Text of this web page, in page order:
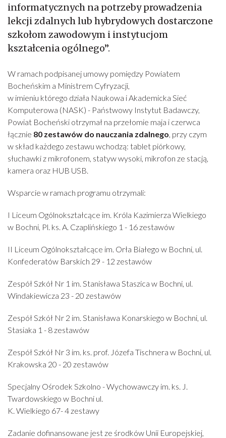
informatycznych na potrzeby prowadzenia
lekcji zdalnych lub hybrydowych dostarczone
szkołom zawodowym i instytucjom
kształcenia ogólnego”.
W ramach podpisanej umowy pomiędzy Powiatem
Bocheńskim a Ministrem Cyfryzacji,
w imieniu którego działa Naukowa i Akademicka Sieć
Komputerowa (NASK) - Państwowy Instytut Badawczy,
Powiat Bocheński otrzymał na przełomie maja i czerwca
łącznie 80 zestawów do nauczania zdalnego , przy czym
w skład każdego zestawu wchodzą: tablet piórkowy,
słuchawki z mikrofonem, statyw wysoki, mikrofon ze stacją,
kamera oraz HUB USB.
Wsparcie w ramach programu otrzymali:
I Liceum Ogólnokształcące im. Króla Kazimierza Wielkiego
w Bochni, Pl. ks. A. Czaplińskiego 1 - 16 zestawów
II Liceum Ogólnokształcące im. Orła Białego w Bochni, ul.
Konfederatów Barskich 29 - 12 zestawów
Zespół Szkół Nr 1 im. Stanisława Staszica w Bochni, ul.
Windakiewicza 23 - 20 zestawów
Zespół Szkół Nr 2 im. Stanisława Konarskiego w Bochni, ul.
Stasiaka 1 - 8 zestawów
Zespół Szkół Nr 3 im. ks. prof. Józefa Tischnera w Bochni, ul.
Krakowska 20 - 20 zestawów
Specjalny Ośrodek Szkolno - Wychowawczy im. ks. J.
Twardowskiego w Bochni ul.
K. Wielkiego 67- 4 zestawy
Zadanie dofinansowane jest ze środków Unii Europejskiej,